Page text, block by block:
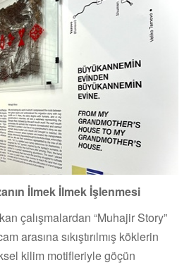
İlmek İlmek İşlenmesi
çalışmalardan “Muhajir Story”
arasına sıkıştırılmış köklerin
kilim motifleriyle göçün